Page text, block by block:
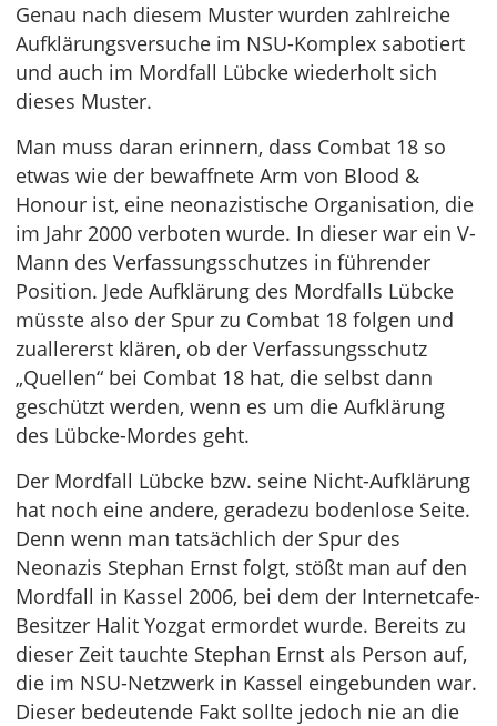
Genau nach diesem Muster wurden zahlreiche
Aufklärungsversuche im NSU-Komplex sabotiert
und auch im Mordfall Lübcke wiederholt sich
dieses Muster.
Man muss daran erinnern, dass Combat 18 so
etwas wie der bewaffnete Arm von Blood &
Honour ist, eine neonazistische Organisation, die
im Jahr 2000 verboten wurde. In dieser war ein V-
Mann des Verfassungsschutzes in führender
Position. Jede Aufklärung des Mordfalls Lübcke
müsste also der Spur zu Combat 18 folgen und
zuallererst klären, ob der Verfassungsschutz
„Quellen“ bei Combat 18 hat, die selbst dann
geschützt werden, wenn es um die Aufklärung
des Lübcke-Mordes geht.
Der Mordfall Lübcke bzw. seine Nicht-Aufklärung
hat noch eine andere, geradezu bodenlose Seite.
Denn wenn man tatsächlich der Spur des
Neonazis Stephan Ernst folgt, stößt man auf den
Mordfall in Kassel 2006, bei dem der Internetcafe-
Besitzer Halit Yozgat ermordet wurde. Bereits zu
dieser Zeit tauchte Stephan Ernst als Person auf,
die im NSU-Netzwerk in Kassel eingebunden war.
Dieser bedeutende Fakt sollte jedoch nie an die